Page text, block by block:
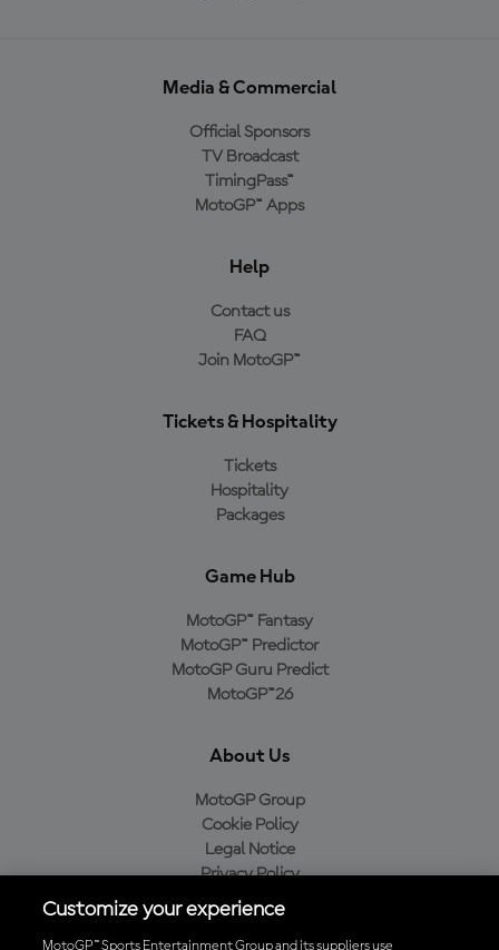
Media & Commercial
Official Sponsors
TV Broadcast
TimingPass™
MotoGP™ Apps
Help
Contact us
FAQ
Join MotoGP™
Tickets & Hospitality
Tickets
Hospitality
Packages
Game Hub
MotoGP™ Fantasy
MotoGP™ Predictor
MotoGP Guru Predict
MotoGP™26
About Us
MotoGP Group
Cookie Policy
Legal Notice
Privacy Policy
Purchase Policy
Customize your experience
MotoGP™ Sports Entertainment Group and its suppliers use